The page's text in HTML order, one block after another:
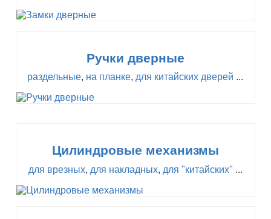
Ручки дверные
раздельные, на планке, для китайских дверей ...
Цилиндровые механизмы
для врезных, для накладных, для "китайских" ...